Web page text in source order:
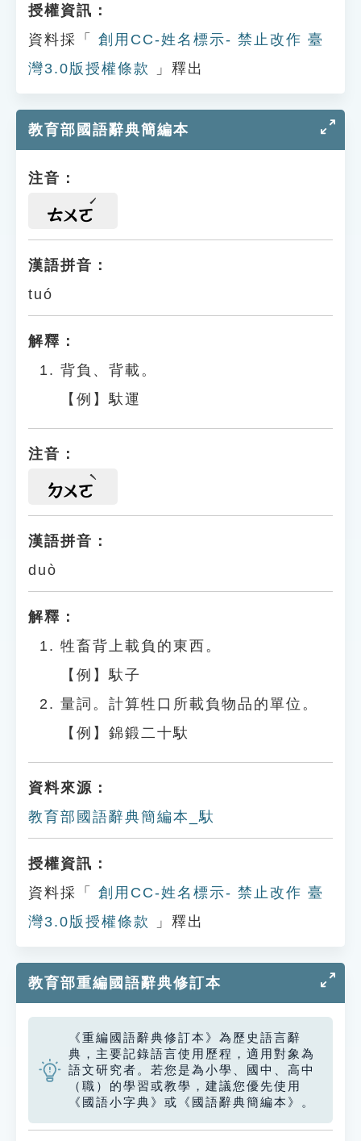
授權資訊：
資料採「
創用CC-姓名標示- 禁止改作 臺
灣3.0版授權條款
」釋出
教育部國語辭典簡編本
注音：
ㄊㄨㄛ
漢語拼音：
tuó
解釋：
背負、背載。
【例】馱運
注音：
ㄉㄨㄛ
漢語拼音：
duò
解釋：
牲畜背上載負的東西。
【例】馱子
量詞。計算牲口所載負物品的單位。
【例】錦鍛二十馱
資料來源：
教育部國語辭典簡編本_馱
授權資訊：
資料採「
創用CC-姓名標示- 禁止改作 臺
灣3.0版授權條款
」釋出
教育部重編國語辭典修訂本
《重編國語辭典修訂本》為歷史語言辭
典，主要記錄語言使用歷程，適用對象為
語文研究者。若您是為小學、國中、高中
（職）的學習或教學，建議您優先使用
《國語小字典》或《國語辭典簡編本》。